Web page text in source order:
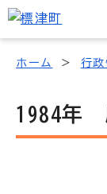
ホーム 行政
1984年